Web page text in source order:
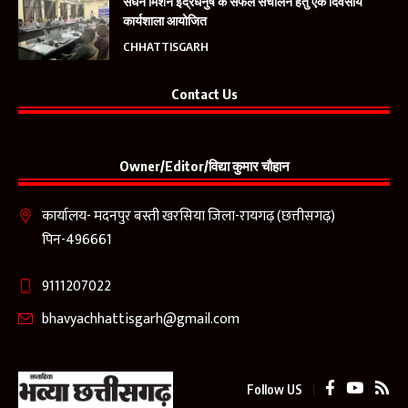
कार्यशाला आयोजित
CHHATTISGARH
Contact Us
Owner/Editor/विद्या कुमार चौहान
कार्यालय- मदनपुर बस्ती खरसिया जिला-रायगढ़ (छत्तीसगढ़)
पिन-496661
9111207022
bhavyachhattisgarh@gmail.com
Follow US